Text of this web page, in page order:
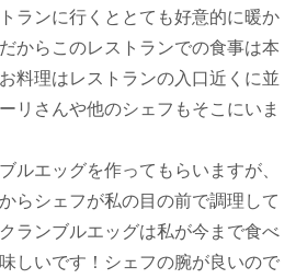
ランに行くととても好意的に暖か
からこのレストランでの食事は本
料理はレストランの入口近くに並
リさんや他のシェフもそこにいま
ルエッグを作ってもらいますが、
らシェフが私の目の前で調理して
ランブルエッグは私が今まで食べ
しいです！シェフの腕が良いので